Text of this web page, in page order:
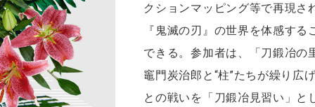
クションマッピング等で再現さ
『鬼滅の刃』の世界を体感する
できる。参加者は、「刀鍛冶の
竈門炭治郎と“柱”たちが繰り広
との戦いを「刀鍛冶見習い」と